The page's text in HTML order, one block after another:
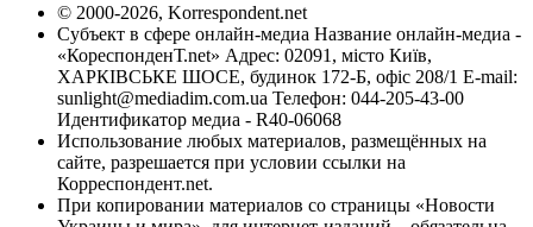
© 2000-2026, Korrespondent.net
Субъект в сфере онлайн-медиа Название онлайн-медиа -
«КореспонденТ.net» Адрес: 02091, місто Київ,
ХАРКІВСЬКЕ ШОСЕ, будинок 172-Б, офіс 208/1 E-mail:
sunlight@mediadim.com.ua Телефон: 044-205-43-00
Идентификатор медиа - R40-06068
Использование любых материалов, размещённых на
сайте, разрешается при условии ссылки на
Корреспондент.net.
При копировании материалов со страницы «Новости